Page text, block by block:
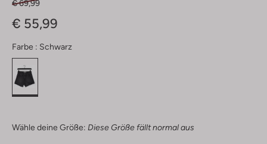
€ 69,99
€ 55,99
Farbe : Schwarz
Wähle deine Größe: Diese Größe fällt normal aus